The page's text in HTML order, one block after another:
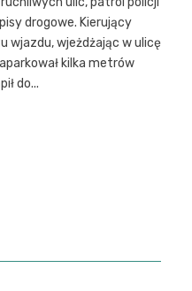
drogowe. Kierujący
wjazdu, wjeżdżając w ulicę
kilka metrów
do...